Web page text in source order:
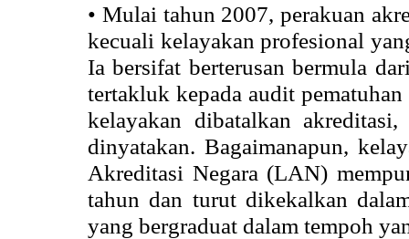
• Mulai tahun 2007, perakuan
kecuali kelayakan profesional
Ia bersifat berterusan bermula
tertakluk kepada audit
kelayakan dibatalkan
dinyatakan. Bagaimanapun,
Akreditasi Negara (LAN)
tahun dan turut dikekalkan
yang bergraduat dalam tempoh